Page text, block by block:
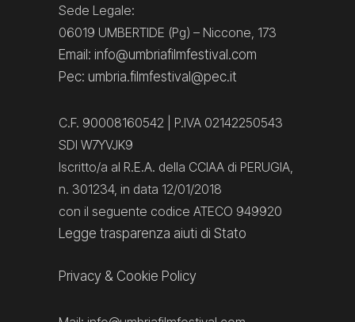
Sede Legale:
06019 UMBERTIDE (Pg) – Niccone, 173
Email: info@umbriafilmfestival.com
Pec: umbria.filmfestival@pec.it
C.F. 90008160542 | P.IVA 02142250543
SDI W7YVJK9
Iscritto/a al R.E.A. della CCIAA di PERUGIA,
n. 301234, in data 12/01/2018
con il seguente codice ATECO 949920
Legge trasparenza aiuti di Stato
Privacy & Cookie Policy